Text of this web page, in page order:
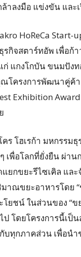
ลงมือ แข่งขัน และ
HoReCa Start-
กิจสตาร์ทอัพ เพื่อก้
แกงโกบัน ขนมปัง
โครงการพัฒนาคู่ค้
Exhibition
ร โฮเรก้า มหกรรม
เพื่อโลกที่ยั่งยืน ผ่า
ยกขยะรีไซเคิล แล
าณขยะอาหารโดย
ยชน์ ในส่วนของ “
โดยโครงการนี้เ
บทุกภาคส่วน เพื่อน